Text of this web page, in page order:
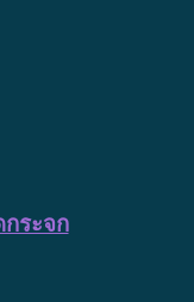
ระจก